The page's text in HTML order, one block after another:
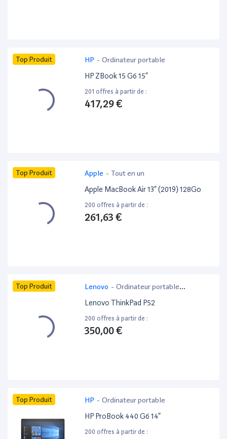
Top Produit HP - Ordinateur portable
HP ZBook 15 G6 15”
201 offres à partir de :
417,29 €
Top Produit Apple - Tout en un
Apple MacBook Air 13” (2019) 128Go
200 offres à partir de :
261,63 €
Top Produit Lenovo - Ordinateur portable
bureautique
Lenovo ThinkPad P52
200 offres à partir de :
350,00 €
Top Produit HP - Ordinateur portable
HP ProBook 440 G6 14”
200 offres à partir de :